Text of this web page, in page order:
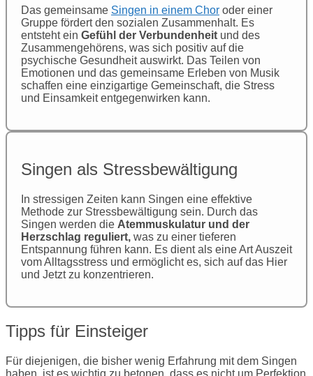
Das gemeinsame Singen in einem Chor oder einer
Gruppe fördert den sozialen Zusammenhalt. Es
entsteht ein Gefühl der Verbundenheit und des
Zusammengehörens, was sich positiv auf die
psychische Gesundheit auswirkt. Das Teilen von
Emotionen und das gemeinsame Erleben von Musik
schaffen eine einzigartige Gemeinschaft, die Stress
und Einsamkeit entgegenwirken kann.
Singen als Stressbewältigung
In stressigen Zeiten kann Singen eine effektive
Methode zur Stressbewältigung sein. Durch das
Singen werden die Atemmuskulatur und der
Herzschlag reguliert, was zu einer tieferen
Entspannung führen kann. Es dient als eine Art Auszeit
vom Alltagsstress und ermöglicht es, sich auf das Hier
und Jetzt zu konzentrieren.
Tipps für Einsteiger
Für diejenigen, die bisher wenig Erfahrung mit dem Singen